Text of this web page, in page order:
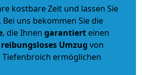
kostbare Zeit und lassen Sie
uns bekommen Sie die
, die Ihnen garantiert einen
reibungsloses Umzug von
ermöglichen